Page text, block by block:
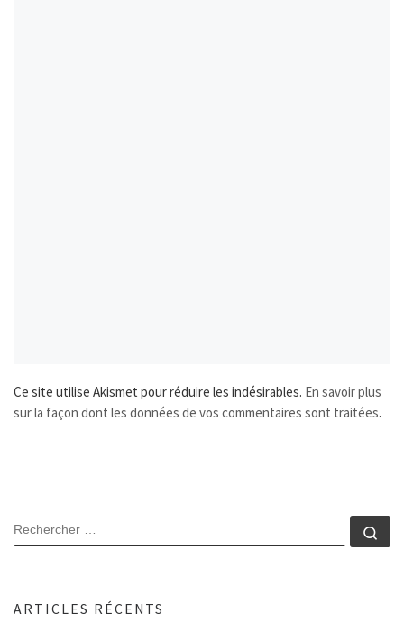
Ce site utilise Akismet pour réduire les indésirables. En savoir plus
sur la façon dont les données de vos commentaires sont traitées.
SEARCH
ARTICLES RÉCENTS